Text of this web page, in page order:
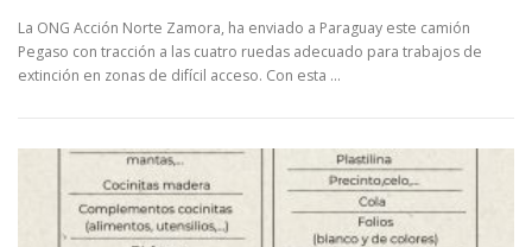
La ONG Acción Norte Zamora, ha enviado a Paraguay este camión
Pegaso con tracción a las cuatro ruedas adecuado para trabajos de
extinción en zonas de difícil acceso. Con esta …